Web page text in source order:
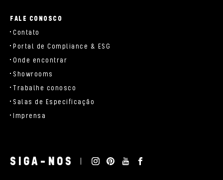
FALE CONOSCO
Contato
Portal de Compliance & ESG
Onde encontrar
Showrooms
Trabalhe conosco
Salas de Especificação
Imprensa
SIGA-NOS